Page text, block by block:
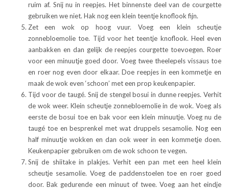
ruim af. Snij nu in reepjes. Het binnenste deel van de courgette
gebruiken we niet. Hak nog een klein teentje knoflook fijn.
Zet een wok op hoog vuur. Voeg een klein scheutje
zonnebloemolie toe. Tijd voor het teentje knoflook. Heel even
aanbakken en dan gelijk de reepjes courgette toevoegen. Roer
voor een minuutje goed door. Voeg twee theelepels vissaus toe
en roer nog even door elkaar. Doe reepjes in een kommetje en
maak de wok even ‘schoon’ met een prop keukenpapier.
Tijd voor de taugé. Snij de stengel bosui in dunne reepjes. Verhit
de wok weer. Klein scheutje zonnebloemolie in de wok. Voeg als
eerste de bosui toe en bak voor een klein minuutje. Voeg nu de
taugé toe en besprenkel met wat druppels sesamolie. Nog een
half minuutje wokken en dan ook weer in een kommetje doen.
Keukenpapier gebruiken om de wok schoon te vegen.
Snij de shiitake in plakjes. Verhit een pan met een heel klein
scheutje sesamolie. Voeg de paddenstoelen toe en roer goed
door. Bak gedurende een minuut of twee. Voeg aan het eindje